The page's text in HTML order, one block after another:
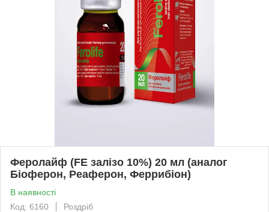
Феролайф (FE залізо 10%) 20 мл (аналог
Біоферон, Реаферон, Феррибіон)
В наявності
Код: 6160
Роздріб